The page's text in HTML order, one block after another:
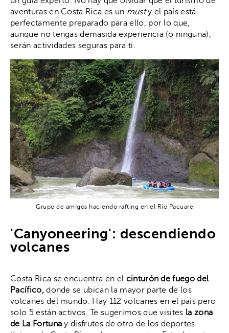
aventuras en Costa Rica es un musty el país está
perfectamente preparado para ello, por lo que,
aunque no tengas demasida experiencia (o ninguna),
serán actividades seguras para ti.
Grupo de amigos haciendo rafting en el Río Pacuare
'Canyoneering': descendiendo
volcanes
Costa Rica se encuentra en el cinturón de fuego del
Pacífico,donde se ubican la mayor parte de los
volcanes del mundo. Hay 112 volcanes en el país pero
solo 5 están activos. Te sugerimos que visites la zona
de La Fortuna y disfrutes de otro de los deportes